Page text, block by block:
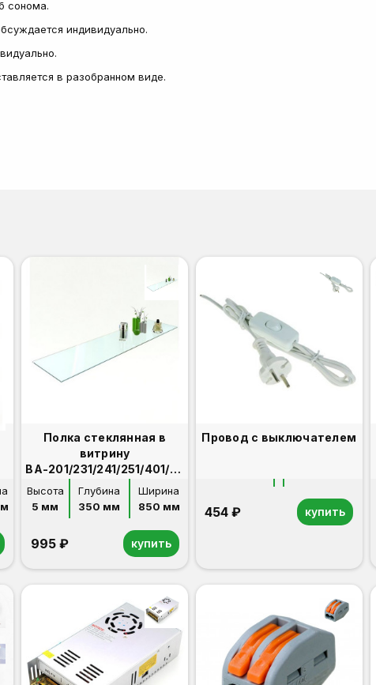
сонома.
индивидуально.
в разобранном виде.
Полка стеклянная в
витрину
ВА-201/231/241/251/401/431
дополнительная
Высота
5 мм
Глубина
350 мм
Ширина
850 мм
995 ₽ купить
Провод с выключателем
454 ₽ купить